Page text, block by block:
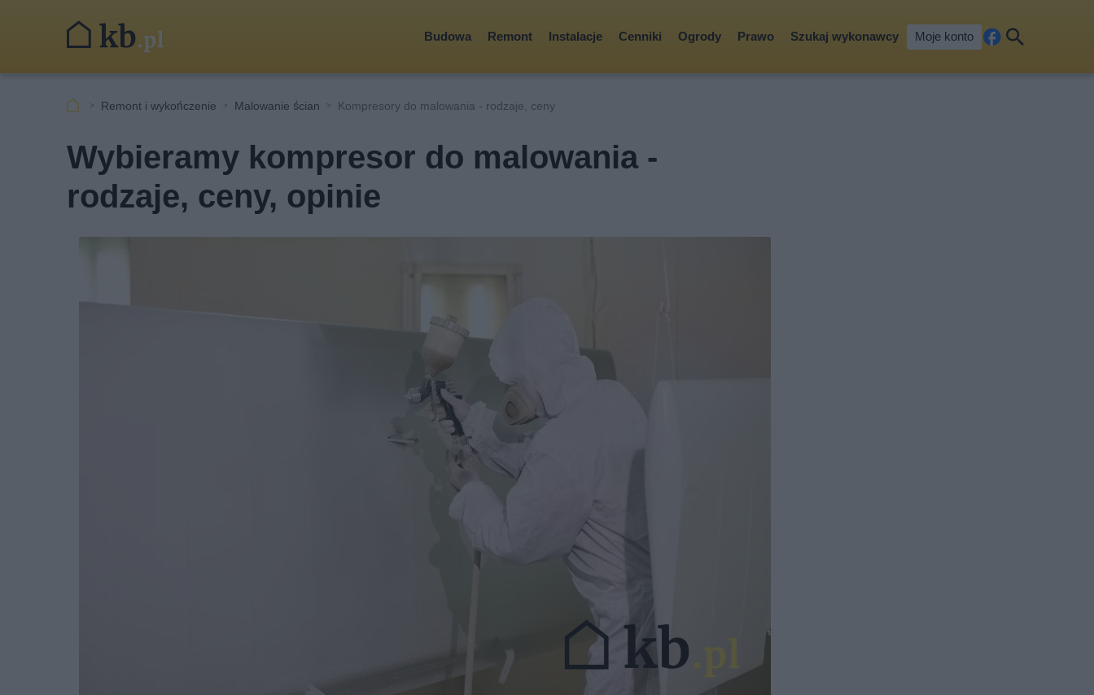
Budowa Remont Instalacje Cenniki Ogrody Prawo Szukaj wykonawcy Moje konto
cebkaj
Remont i wykończenie Malowanie ścian Kompresory do malowania - rodzaje, ceny
Wybieramy kompresor do malowania -
rodzaje, ceny, opinie